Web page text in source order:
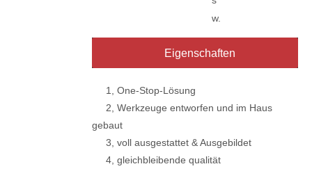
w.
Eigenschaften
1, One-Stop-Lösung
2, Werkzeuge entworfen und im Haus
gebaut
3, voll ausgestattet & Ausgebildet
4, gleichbleibende qualität